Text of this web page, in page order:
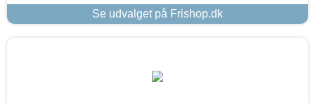
Se udvalget på Frishop.dk